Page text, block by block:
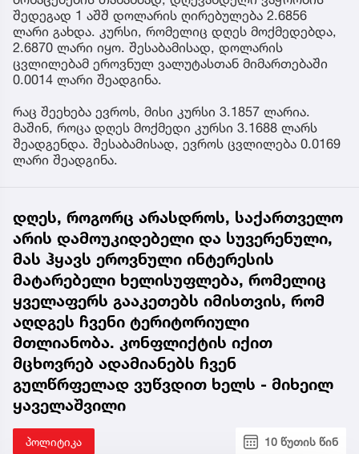
შედეგად 1 აშშ დოლარის ღირებულება 2.6856
ლარი გახდა. კურსი, რომელიც დღეს მოქმედებდა,
2.6870 ლარი იყო. შესაბამისად, დოლარის
ცვლილებამ ეროვნულ ვალუტასთან მიმართებაში
0.0014 ლარი შეადგინა.
რაც შეეხება ევროს, მისი კურსი 3.1857 ლარია.
მაშინ, როცა დღეს მოქმედი კურსი 3.1688 ლარს
შეადგენდა. შესაბამისად, ევროს ცვლილება 0.0169
ლარი შეადგინა.
დღეს, როგორც არასდროს, საქართველო
არის დამოუკიდებელი და სუვერენული,
მას ჰყავს ეროვნული ინტერესის
მატარებელი ხელისუფლება, რომელიც
ყველაფერს გააკეთებს იმისთვის, რომ
აღდგეს ჩვენი ტერიტორიული
მთლიანობა. კონფლიქტის იქით
მცხოვრებ ადამიანებს ჩვენ
გულწრფელად ვუწვდით ხელს - მიხეილ
ყაველაშვილი
პოლიტიკა 10 წუთის წინ